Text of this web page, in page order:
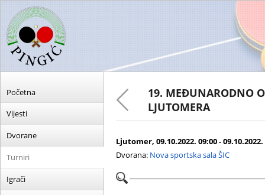
Početna
Vijesti
Dvorane
Turniri
Igrači
19. MEĐUNARODNO
LJUTOMERA
Ljutomer, 09.10.2022. 09:00 - 09.10.2022.
Dvorana: Nova sportska sala ŠIC